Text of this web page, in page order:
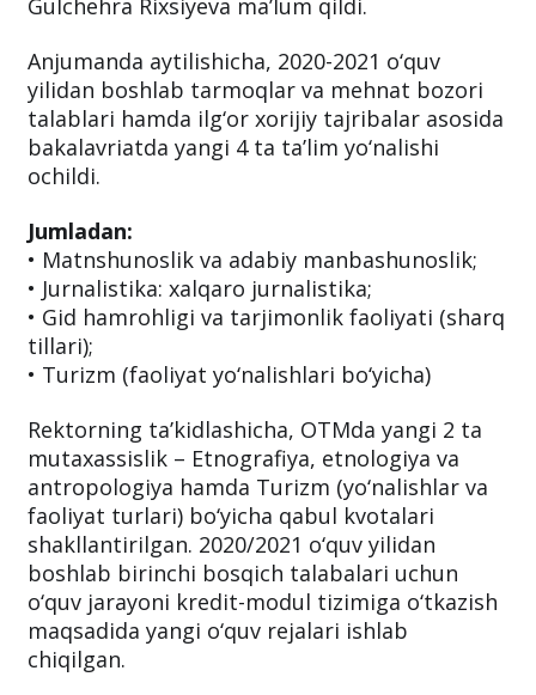
brifingda Sharqshunoslik universiteti rektori
Gulchehra Rixsiyeva ma’lum qildi.
Anjumanda aytilishicha, 2020-2021 o‘quv
yilidan boshlab tarmoqlar va mehnat bozori
bakalavriatda yangi 4 ta ta’lim yo‘nalishi
ochildi.
Jumladan:
• Matnshunoslik va adabiy manbashunoslik;
• Jurnalistika: xalqaro jurnalistika;
tillari);
• Turizm (faoliyat yo‘nalishlari bo‘yicha)
Rektorning ta’kidlashicha, OTMda yangi 2 ta
mutaxassislik – Etnografiya, etnologiya va
antropologiya hamda Turizm (yo‘nalishlar va
faoliyat turlari) bo‘yicha qabul kvotalari
shakllantirilgan. 2020/2021 o‘quv yilidan
boshlab birinchi bosqich talabalari uchun